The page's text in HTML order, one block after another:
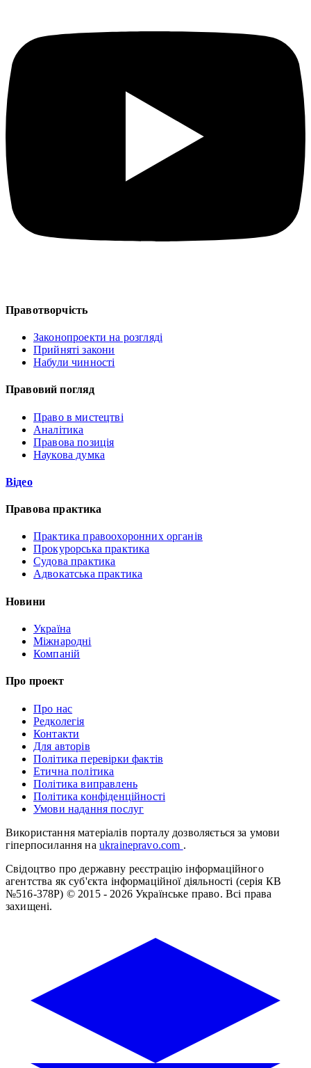
Правотворчість
Законопроекти на розгляді
Прийняті закони
Набули чинності
Правовий погляд
Право в мистецтві
Аналітика
Правова позиція
Наукова думка
Відео
Правова практика
Практика правоохоронних органів
Прокурорська практика
Судова практика
Адвокатська практика
Новини
Україна
Міжнародні
Компаній
Про проект
Про нас
Редколегія
Контакти
Для авторів
Політика перевірки фактів
Етична політика
Політика виправлень
Політика конфіденційності
Умови надання послуг
Використання матеріалів порталу дозволяється за умови
гіперпосилання на ukrainepravo.com .
Свідоцтво про державну реєстрацію інформаційного
агентства як суб'єкта інформаційної діяльності (серія КВ
№516-378Р) © 2015 - 2026 Українське право. Всі права
захищені.